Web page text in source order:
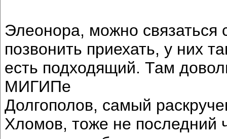
Элеонора, можно связаться
позвонить приехать, у них
есть подходящий. Там
МИГИПе
Долгополов, самый
Хломов, тоже не последний